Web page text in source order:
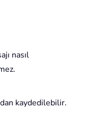
nasıl
kaydedilebilir.